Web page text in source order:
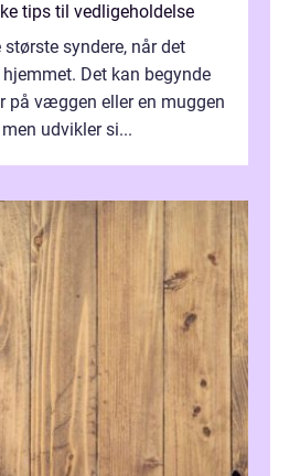
tips til vedligeholdelse
syndere, når det
Det kan begynde
på væggen eller en muggen
udvikler si...